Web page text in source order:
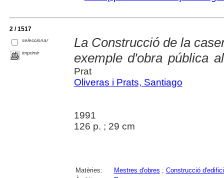
2 / 1517
seleccionar
imprimir
La Construcció de la
exemple d'obra pública
Prat
Oliveras i Prats, Santiago
1991
126 p. ; 29 cm
Matèries: Mestres d'obres ; Construcció